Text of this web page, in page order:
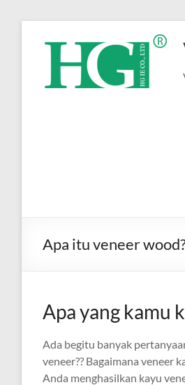
Apa itu veneer
Apa yang kamu
Ada begitu banyak
veneer?? Bagaimana veneer
Anda menghasilkan kayu